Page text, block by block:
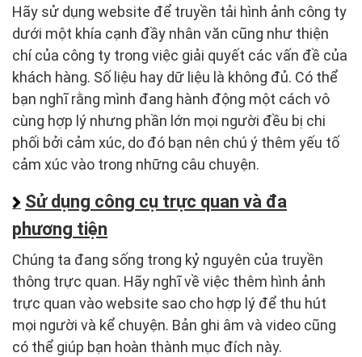
Hãy sử dụng website để truyền tải hình ảnh công ty
dưới một khía cạnh đầy nhân văn cũng như thiện
chí của công ty trong việc giải quyết các vấn đề của
khách hàng. Số liệu hay dữ liệu là không đủ. Có thể
bạn nghĩ rằng mình đang hành động một cách vô
cùng hợp lý nhưng phần lớn mọi người đều bị chi
phối bởi cảm xúc, do đó bạn nên chú ý thêm yếu tố
cảm xúc vào trong những câu chuyện.
Sử dụng công cụ trực quan và đa
phương tiện
Chúng ta đang sống trong kỷ nguyên của truyền
thông trực quan. Hãy nghĩ về việc thêm hình ảnh
trực quan vào website sao cho hợp lý để thu hút
mọi người và kể chuyện. Bản ghi âm và video cũng
có thể giúp bạn hoàn thành mục đích này.